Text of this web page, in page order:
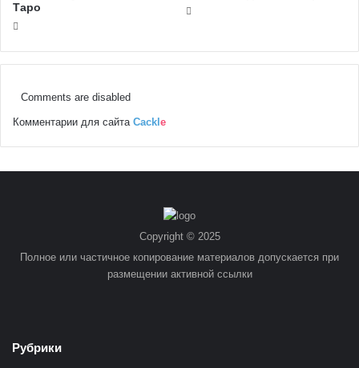
Таро
Comments are disabled
Комментарии для сайта Cackl e
Copyright © 2025
Полное или частичное копирование материалов допускается при
размещении активной ссылки
Рубрики